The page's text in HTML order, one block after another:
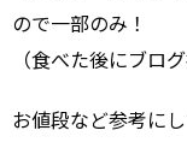
ので一部のみ！
（食べた後にブロ
お値段など参考に